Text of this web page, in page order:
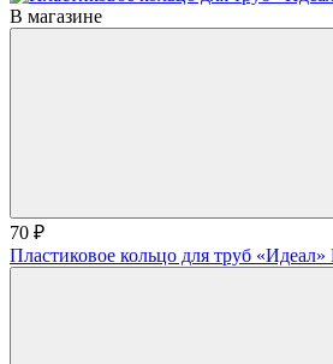
В магазине
70 ₽
Пластиковое кольцо для труб